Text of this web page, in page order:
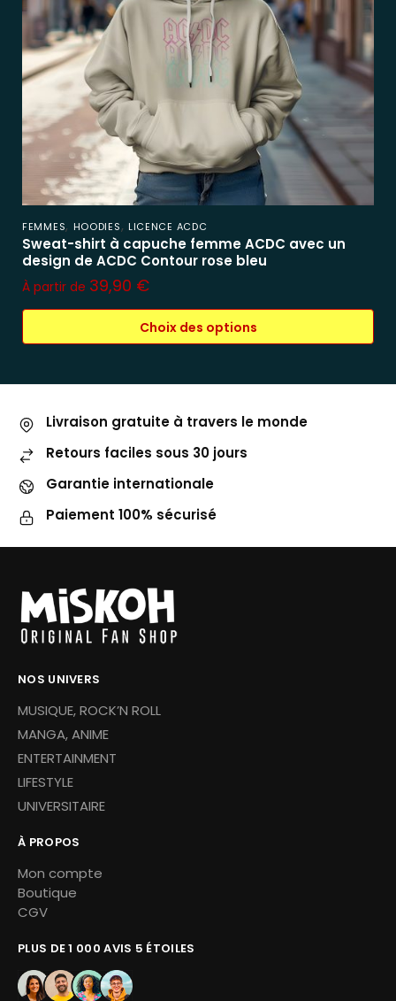
FEMMES, HOODIES, LICENCE ACDC
Sweat-shirt à capuche femme ACDC avec un
design de ACDC Contour rose bleu
À partir de 39,90 €
Choix des options
Livraison gratuite à travers le monde
Retours faciles sous 30 jours
Garantie internationale
Paiement 100% sécurisé
NOS UNIVERS
MUSIQUE, ROCK’N ROLL
MANGA, ANIME
ENTERTAINMENT
LIFESTYLE
UNIVERSITAIRE
À PROPOS
Mon compte
Boutique
CGV
PLUS DE 1 000 AVIS 5 ÉTOILES